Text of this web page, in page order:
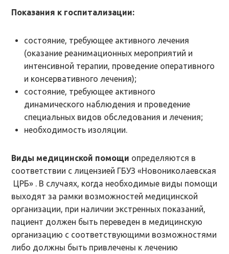
Показания к госпитализации:
состояние, требующее активного лечения
(оказание реанимационных мероприятий и
интенсивной терапии, проведение оперативного
и консервативного лечения);
состояние, требующее активного
динамического наблюдения и проведение
специальных видов обследования и лечения;
необходимость изоляции.
Виды медицинской помощи определяются в
соответствии с лицензией ГБУЗ «Новониколаевская
ЦРБ» . В случаях, когда необходимые виды помощи
выходят за рамки возможностей медицинской
организации, при наличии экстренных показаний,
пациент должен быть переведен в медицинскую
организацию с соответствующими возможностями
либо должны быть привлечены к лечению